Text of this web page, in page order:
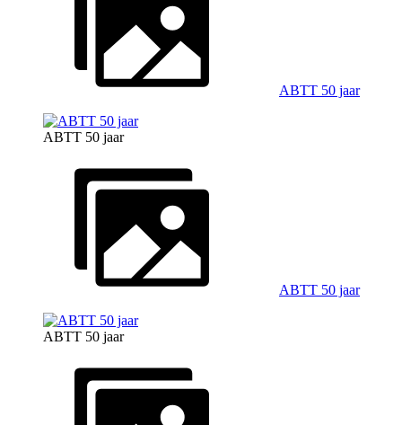
ABTT 50 jaar
ABTT 50 jaar
ABTT 50 jaar
ABTT 50 jaar